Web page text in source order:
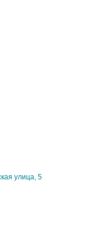
улица, 5